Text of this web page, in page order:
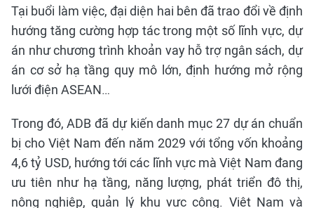
Tại buổi làm việc, đại diện hai bên đã trao đổi về định
hướng tăng cường hợp tác trong một số lĩnh vực, dự
án như chương trình khoản vay hỗ trợ ngân sách, dự
án cơ sở hạ tầng quy mô lớn, định hướng mở rộng
lưới điện ASEAN…
Trong đó, ADB đã dự kiến danh mục 27 dự án chuẩn
bị cho Việt Nam đến năm 2029 với tổng vốn khoảng
4,6 tỷ USD, hướng tới các lĩnh vực mà Việt Nam đang
ưu tiên như hạ tầng, năng lượng, phát triển đô thị,
nông nghiệp, quản lý khu vực công. Việt Nam và